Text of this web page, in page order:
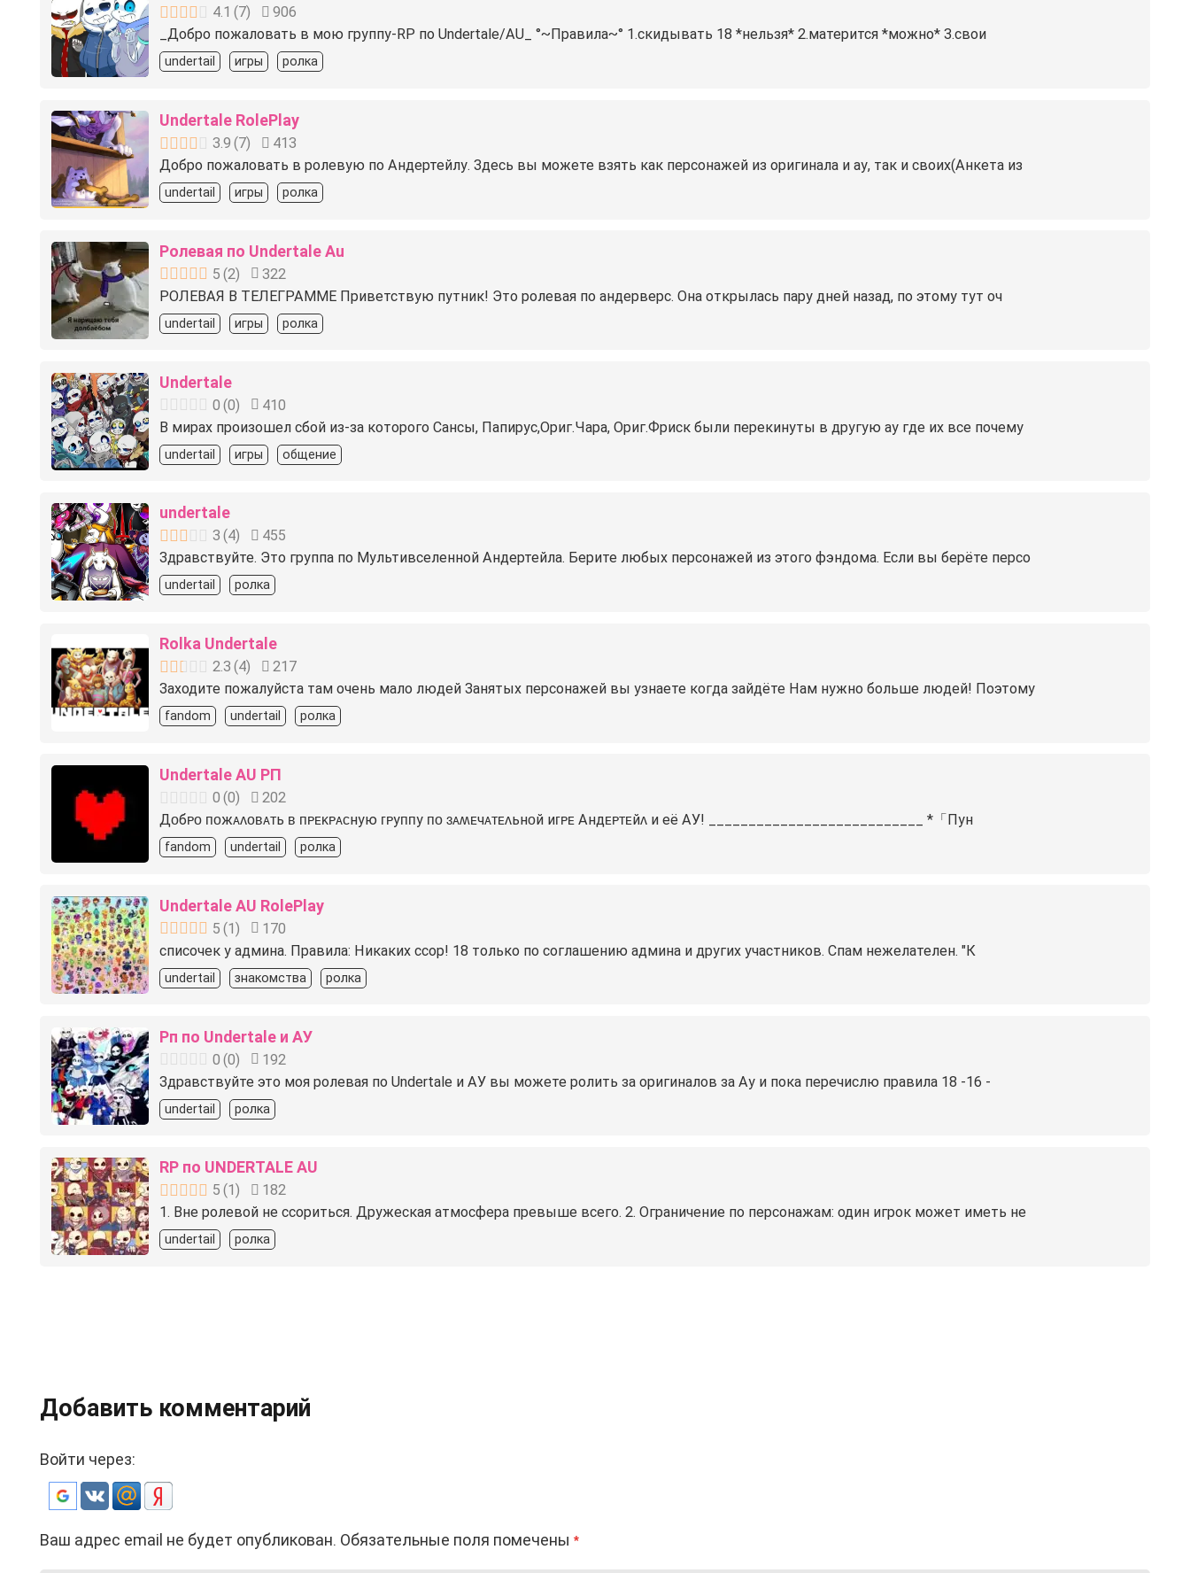
4.1 (7)
906
_Добро пожаловать в мою группу-RP по Undertale/AU_ °~Правила~° 1.скидывать 18 *нельзя* 2.матерится *можно* 3.свои
undertail игры ролка
Undertale RolePlay
3.9 (7)
413
Добро пожаловать в ролевую по Андертейлу. Здесь вы можете взять как персонажей из оригинала и ау, так и своих(Анкета из
undertail игры ролка
Ролевая по Undertale Au
5 (2)
322
РОЛЕВАЯ В ТЕЛЕГРАММЕ Приветствую путник! Это ролевая по андерверс. Она открылась пару дней назад, по этому тут оч
undertail игры ролка
Undertale
0 (0)
410
В мирах произошел сбой из-за которого Сансы, Папирус,Ориг.Чара, Ориг.Фриск были перекинуты в другую ау где их все почему
undertail игры общение
undertale
3 (4)
455
Здравствуйте. Это группа по Мультивселенной Андертейла. Берите любых персонажей из этого фэндома. Если вы берёте персо
undertail ролка
Rolka Undertale
2.3 (4)
217
Заходите пожалуйста там очень мало людей Занятых персонажей вы узнаете когда зайдёте Нам нужно больше людей! Поэтому
fandom undertail ролка
Undertale AU РП
0 (0)
202
Дᴏбᴩᴏ ᴨᴏжᴀᴧᴏʙᴀᴛь ʙ ᴨᴩᴇᴋᴩᴀᴄную ᴦᴩуᴨᴨу ᴨᴏ ɜᴀʍᴇчᴀᴛᴇᴧьнᴏй иᴦᴩᴇ Андᴇᴩᴛᴇйᴧ и её АУ! ___________________________ *「Пун
fandom undertail ролка
Undertale AU RolePlay
5 (1)
170
списочек у админа. Правила: Никаких ссор! 18 только по соглашению админа и других участников. Спам нежелателен. "К
undertail знакомства ролка
Рп по Undertale и АУ
0 (0)
192
Здравствуйте это моя ролевая по Undertale и АУ вы можете ролить за оригиналов за Ау и пока перечислю правила 18 -16 -
undertail ролка
RP по UNDERTALE AU
5 (1 )
182
1. Вне ролевой не ссориться. Дружеская атмосфера превыше всего. 2. Ограничение по персонажам: один игрок может иметь не
undertail ролка
Добавить комментарий
Войти через:
Ваш адрес email не будет опубликован. Обязательные поля помечены *